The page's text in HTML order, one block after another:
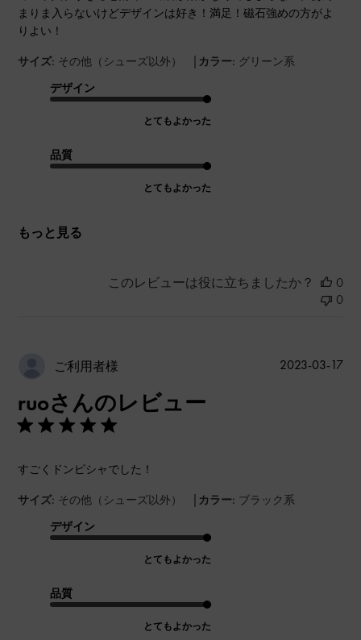
まりま入らないけどデザインは好き！満足！磁石強めの方がよ
りよい！
サイズ: その他（シューズ以外） | カラー: グリーン系
デザイン
とてもよかった
品質
とてもよかった
もっと見る
このレビューは役に立ちましたか？
0
0
ご利用者様
ruoさんのレビュー
すごくドンピシャでした！
サイズ: その他（シューズ以外） | カラー: ブラック系
デザイン
とてもよかった
品質
とてもよかった
公
2023-03-17